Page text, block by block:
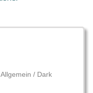
Allgemein / Dark